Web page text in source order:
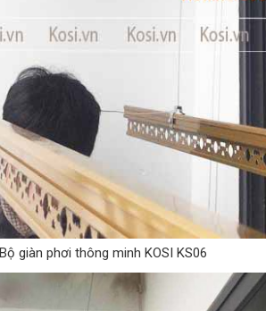
Bộ giàn phơi thông minh KOSI KS06